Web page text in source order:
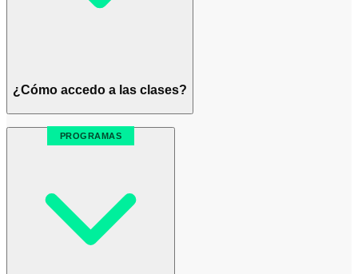
¿Cómo accedo a las clases?
PROGRAMAS